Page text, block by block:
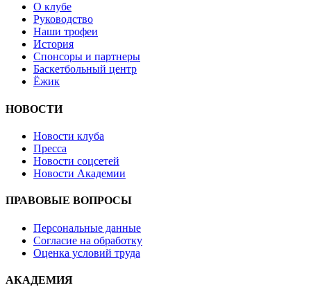
О клубе
Руководство
Наши трофеи
История
Спонсоры и партнеры
Баскетбольный центр
Ёжик
НОВОСТИ
Новости клуба
Пресса
Новости соцсетей
Новости Академии
ПРАВОВЫЕ ВОПРОСЫ
Персональные данные
Согласие на обработку
Оценка условий труда
АКАДЕМИЯ